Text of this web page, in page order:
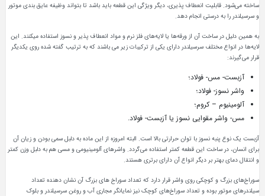
ساخته می‌شود. قابلیت انعطاف‌ پذیری، دیگر ویژگی این قطعه باید باشد تا بتواند وظیفه‌ عایق‌ بندی موتور
و سرسیلندر را به‌ درستی انجام دهد.
به همین دلیل در ساخت آن از ورقه‌ها یا لایه‌های فلز نرم و مواد انعطاف‌ پذیر و نسوز استفاده میکنند. این
لایه‌ها در انواع مختلف سرسیلندر دارای یکی از ترکیبات زیر می باشند که به ترتیب گفته شده روی یکدیگر
قرار می‌گیرند:
آزبست- مس- فولاد؛
واشر نسوز- فولاد؛
آلومینیوم – کروم؛
مس- واشر مقوایی نسوز یا آزبست- فولاد.
آزبست یک نوع پنبه‌ نسوز با توان حرارتی بالا است. البته امروزه از این ماده به‌ دلبل سمی بودن و زیان آن
برای انسان، در ساخت این قطعه کمتر استفاده می‌گردد. واشرهای آلومینیومی و مسی هم به‌ دلبل وزن کمتر
و انتقال دمای بهتر بر دیگر انواع آن دارای برتری هستند.
سوراخ‌های بزرگ و کوچکی روی واشر قرار دارد که تعداد سوراخ‌ های بزرگ آن‌ نشان دهنده تعداد
سیلندرهای موتور بوده و تعداد سوراخ‌های کوچک نیز نمایانگر مجاری آب و روغن سرسیلندر و بلوک